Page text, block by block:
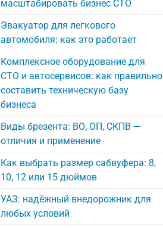
масштабировать бизнес СТО
Эвакуатор для легкового
автомобиля: как это работает
Комплексное оборудование для
СТО и автосервисов: как правильно
составить техническую базу
бизнеса
Виды брезента: ВО, ОП, СКПВ —
отличия и применение
Как выбрать размер сабвуфера: 8,
10, 12 или 15 дюймов
УАЗ: надёжный внедорожник для
любых условий